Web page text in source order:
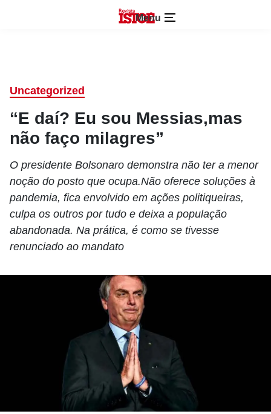
Menu
Uncategorized
“E daí? Eu sou Messias,mas
não faço milagres”
O presidente Bolsonaro demonstra não ter a menor
noção do posto que ocupa.Não oferece soluções à
pandemia, fica envolvido em ações politiqueiras,
culpa os outros por tudo e deixa a população
abandonada. Na prática, é como se tivesse
renunciado ao mandato